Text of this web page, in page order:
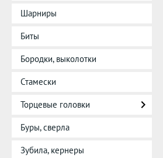
Шарниры
Биты
Бородки, выколотки
Стамески
Торцевые головки
Буры, сверла
Зубила, кернеры